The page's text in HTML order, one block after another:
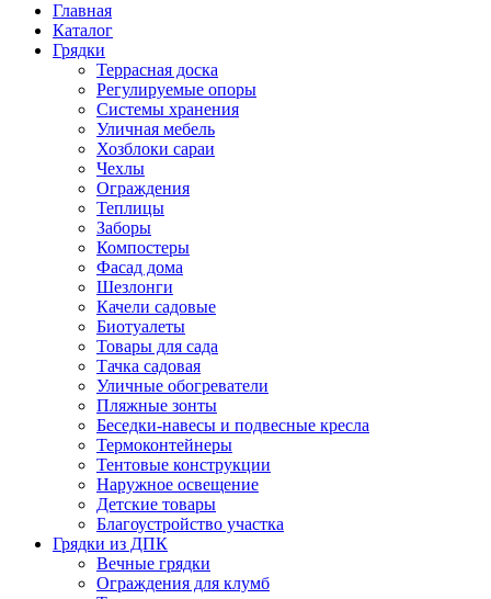
Главная
Каталог
Грядки
Террасная доска
Регулируемые опоры
Системы хранения
Уличная мебель
Хозблоки сараи
Чехлы
Ограждения
Теплицы
Заборы
Компостеры
Фасад дома
Шезлонги
Качели садовые
Биотуалеты
Товары для сада
Тачка садовая
Уличные обогреватели
Пляжные зонты
Беседки-навесы и подвесные кресла
Термоконтейнеры
Тентовые конструкции
Наружное освещение
Детские товары
Благоустройство участка
Грядки из ДПК
Вечные грядки
Ограждения для клумб